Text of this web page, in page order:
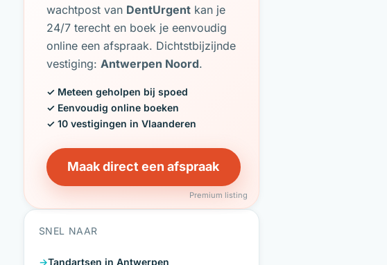
wachtpost van DentUrgent kan je
24/7 terecht en boek je eenvoudig
online een afspraak. Dichtstbijzijnde
vestiging: Antwerpen Noord.
✓ Meteen geholpen bij spoed
✓ Eenvoudig online boeken
✓ 10 vestigingen in Vlaanderen
Maak direct een afspraak
Premium listing
SNEL NAAR
Tandartsen in Antwerpen